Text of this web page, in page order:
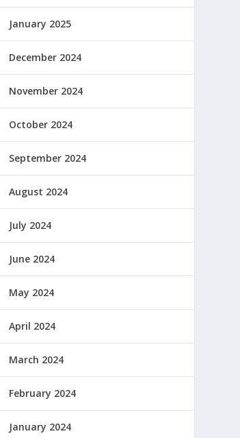
January 2025
December 2024
November 2024
October 2024
September 2024
August 2024
July 2024
June 2024
May 2024
April 2024
March 2024
February 2024
January 2024